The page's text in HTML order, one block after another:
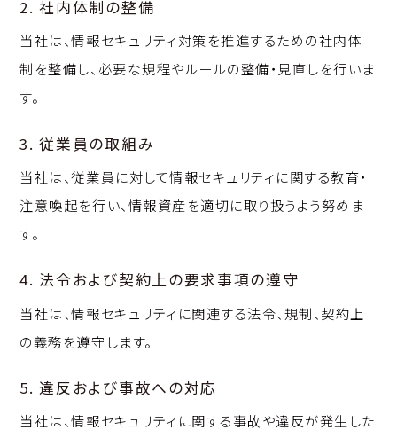
2. 社内体制の整備
当社は、情報セキュリティ対策を推進するための社内体
制を整備し、必要な規程やルールの整備・見直しを行いま
す。
3. 従業員の取組み
当社は、従業員に対して情報セキュリティに関する教育・
注意喚起を行い、情報資産を適切に取り扱うよう努めま
す。
4. 法令および契約上の要求事項の遵守
当社は、情報セキュリティに関連する法令、規制、契約上
の義務を遵守します。
5. 違反および事故への対応
当社は、情報セキュリティに関する事故や違反が発生した